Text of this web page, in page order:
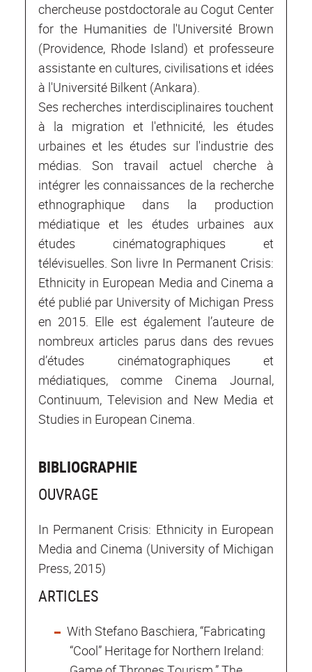
chercheuse postdoctorale au Cogut Center
for the Humanities de l'Université Brown
(Providence, Rhode Island) et professeure
assistante en cultures, civilisations et idées
à l'Université Bilkent (Ankara).
Ses recherches interdisciplinaires touchent
à la migration et l'ethnicité, les études
urbaines et les études sur l'industrie des
médias. Son travail actuel cherche à
intégrer les connaissances de la recherche
ethnographique dans la production
médiatique et les études urbaines aux
études cinématographiques et
télévisuelles. Son livre In Permanent Crisis:
Ethnicity in European Media and Cinema a
été publié par University of Michigan Press
en 2015. Elle est également l’auteure de
nombreux articles parus dans des revues
d’études cinématographiques et
médiatiques, comme Cinema Journal,
Continuum, Television and New Media et
Studies in European Cinema.
BIBLIOGRAPHIE
OUVRAGE
In Permanent Crisis: Ethnicity in European
Media and Cinema (University of Michigan
Press, 2015)
ARTICLES
With Stefano Baschiera, “Fabricating
“Cool” Heritage for Northern Ireland: